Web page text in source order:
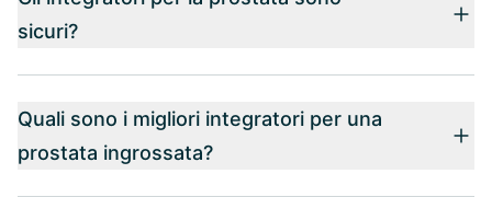
sicuri?
Quali sono i migliori integratori per una
prostata ingrossata?